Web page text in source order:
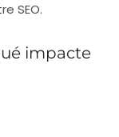
SEO.
impacte